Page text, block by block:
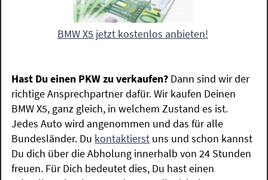
BMW X5 jetzt kostenlos anbieten!
Hast Du einen PKW zu verkaufen? Dann sind wir der
richtige Ansprechpartner dafür. Wir kaufen Deinen
BMW X5, ganz gleich, in welchem Zustand es ist.
Jedes Auto wird angenommen und das für alle
Bundesländer. Du kontaktierst uns und schon kannst
Du dich über die Abholung innerhalb von 24 Stunden
freuen. Für Dich bedeutet dies, Du hast einen